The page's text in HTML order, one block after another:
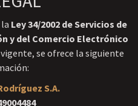
Ley 34/2002 de Servicios de
y del Comercio Electrónico
se ofrece la siguiente
S.A.